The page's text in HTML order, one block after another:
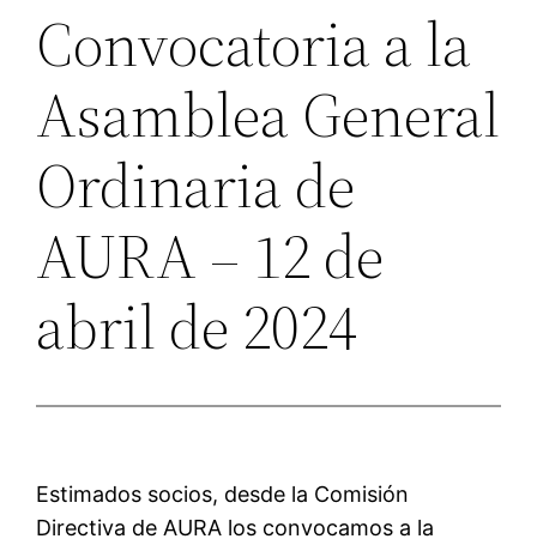
Convocatoria a la
Asamblea General
Ordinaria de
AURA – 12 de
abril de 2024
Estimados socios, desde la Comisión
Directiva de AURA los convocamos a la